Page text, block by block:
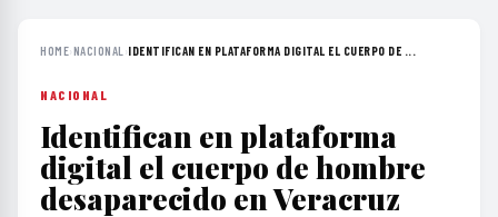
HOME›NACIONAL ›IDENTIFICAN EN PLATAFORMA DIGITAL EL CUERPO DE ...
NACIONAL
Identifican en plataforma
digital el cuerpo de hombre
desaparecido en Veracruz